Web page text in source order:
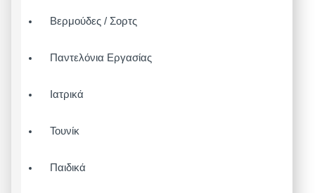
Βερμούδες / Σορτς
Παντελόνια Εργασίας
Ιατρικά
Τουνίκ
Παιδικά